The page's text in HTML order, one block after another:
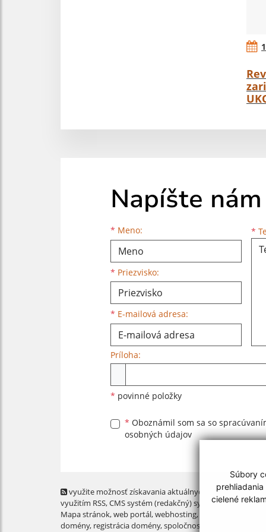
Súbory
cielené
Napíšte nám
* Meno:
Meno
* Priezvisko:
Priezvisko
* E-mailová adresa:
E-mailová adresa *
Príloha:
* povinné položky
* Oboznámil som sa so
osobných údajov
využite možnosť získavania aktuálnych informácií s
využitím RSS, CMS systém (redakčný) systém ECHELON 2,
Mapa stránok,web portál,webhosting,
domény, registrácia domény,spoločnosť webex.digital, s.r.o.